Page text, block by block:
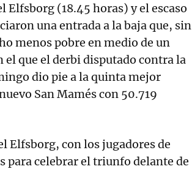
(18.45 horas) y el escaso
una entrada a la baja que, sin
menos pobre en medio de un
el que el derbi disputado contra la
dio pie a la quinta mejor
San Mamés con 50.719
Elfsborg, con los jugadores de
para celebrar el triunfo delante de